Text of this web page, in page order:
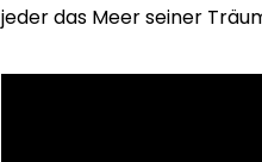
jeder das Meer seiner